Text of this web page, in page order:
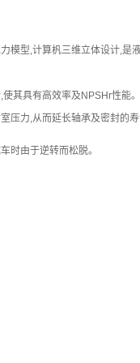
模型,计算杋三维立体设计,是
其具有高效率及NPSHr性能。
压力,从而延长轴承及密封的寿
时由于逆转而松脱。